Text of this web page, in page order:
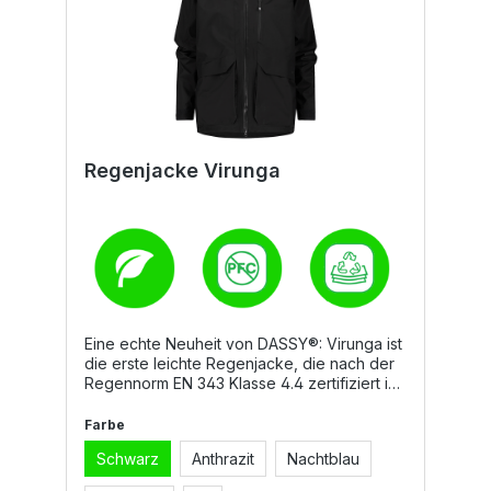
Regenjacke Virunga
Eine echte Neuheit von DASSY®: Virunga ist
die erste leichte Regenjacke, die nach der
Regennorm EN 343 Klasse 4.4 zertifiziert ist.
Polyester und bietet besten Schutz bei
Regen und Wind. Die Jacke ist winddicht,
atmungsaktiv und verfügt über eine
wasserdichte Membran sowie verschweißte
Farbe
Schwarz Anthrazit Nachtblau